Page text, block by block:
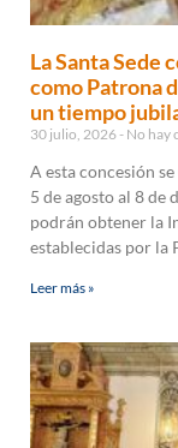
La Santa Sede
como Patrona
un tiempo
30 julio, 2026 No hay
A esta concesión
5 de agosto al 8 de
podrán obtener la
establecidas por la
Leer más »